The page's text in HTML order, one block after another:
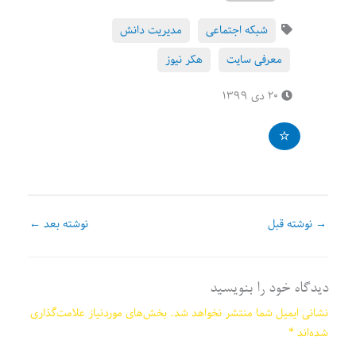
شبکه اجتماعی
مدیریت دانش
معرفی سایت
هکر نیوز
→ نوشته قبل نوشته بعد ←
دیدگاه‌ خود را بنویسید
نشانی ایمیل شما منتشر نخواهد شد. بخش‌های موردنیاز علامت‌گذاری
شده‌اند*